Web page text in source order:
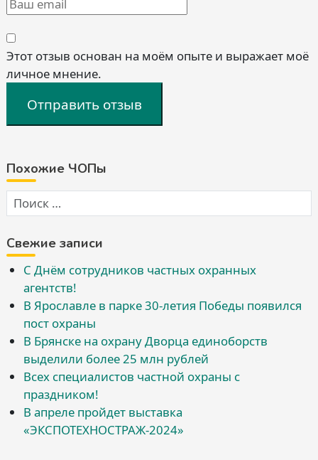
Этот отзыв основан на моём опыте и выражает моё
личное мнение.
Отправить отзыв
Похожие ЧОПы
Свежие записи
С Днём сотрудников частных охранных
агентств!
В Ярославле в парке 30-летия Победы появился
пост охраны
В Брянске на охрану Дворца единоборств
выделили более 25 млн рублей
Всех специалистов частной охраны с
праздником!
В апреле пройдет выставка
«ЭКСПОТЕХНОСТРАЖ-2024»